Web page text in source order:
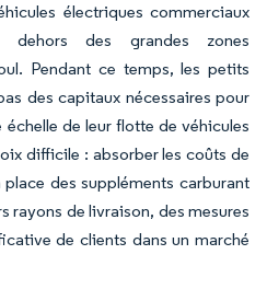
électriques commerciaux
des grandes zones
Pendant ce temps, les petits
des capitaux nécessaires pour
de leur flotte de véhicules
difficile : absorber les coûts de
des suppléments carburant
rayons de livraison, des mesures
de clients dans un marché